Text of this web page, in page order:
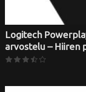
Logitech
arvostelu – Hiiren